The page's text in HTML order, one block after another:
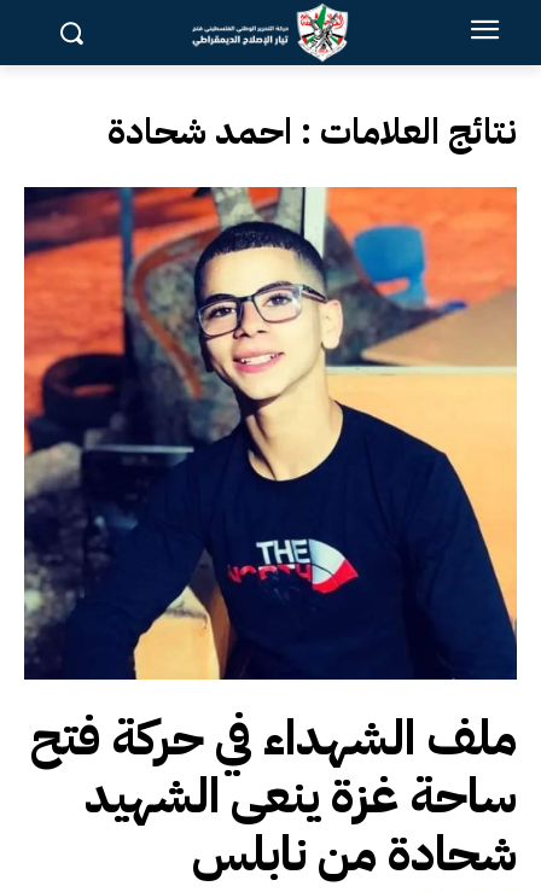
نتائج العلامات : احمد شحادة
ملف الشهداء في حركة فتح
ساحة غزة ينعى الشهيد
شحادة من نابلس